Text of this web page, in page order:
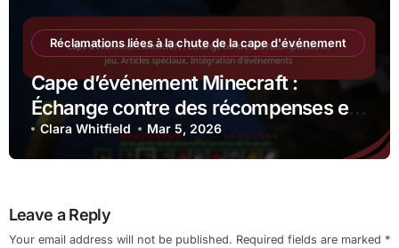
Réclamations liées à la chute de la cape d'événement
Cape d’événement Minecraft :
Échange contre des récompenses en
jeu, Articles spéciaux, Intégration
d’événements
Clara Whitfield Mar 5, 2026
Leave a Reply
Your email address will not be published. Required fields are marked *